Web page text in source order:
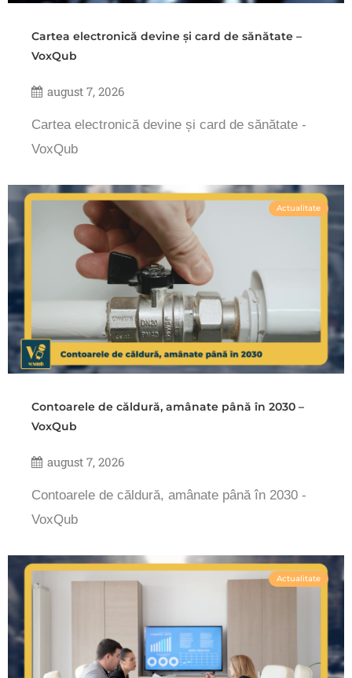
Cartea electronică devine și card de sănătate –
VoxQub
august 7, 2026
Cartea electronică devine și card de sănătate -
VoxQub
Actualitate
Contoarele de căldură, amânate până în 2030 –
VoxQub
august 7, 2026
Contoarele de căldură, amânate până în 2030 -
VoxQub
Actualitate